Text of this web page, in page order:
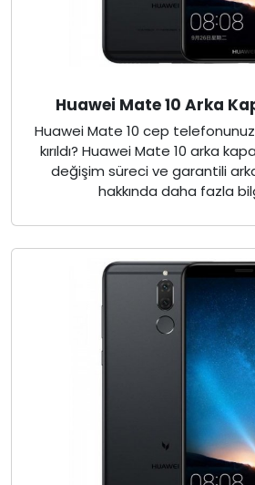
Huawei Mate 10 Arka
Huawei Mate 10 cep
kırıldı? Huawei Mate 10 arka
değişim süreci ve garantili
hakkında daha fazla